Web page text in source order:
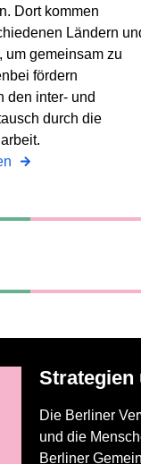
Dort kommen
Ländern
um gemeinsam zu
fördern
den inter- und
durch die
Die Berliner
und die
Berliner